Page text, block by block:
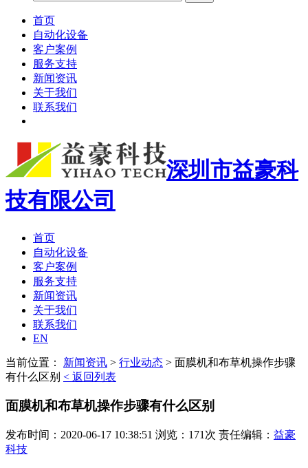
首页
自动化设备
客户案例
服务支持
新闻资讯
关于我们
联系我们
深圳市益豪科
技有限公司
首页
自动化设备
客户案例
服务支持
新闻资讯
关于我们
联系我们
EN
当前位置： 新闻资讯 > 行业动态 > 面膜机和布草机操作步骤
有什么区别 < 返回列表
面膜机和布草机操作步骤有什么区别
发布时间：2020-06-17 10:38:51 浏览：171次 责任编辑： 益豪
科技